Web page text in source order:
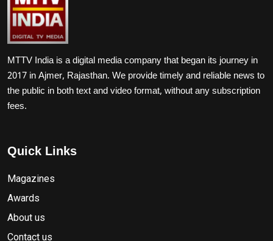
MTTV India is a digital media company that began its journey in
2017 in Ajmer, Rajasthan. We provide timely and reliable news to
the public in both text and video format, without any subscription
fees.
Quick Links
Magazines
Awards
About us
Contact us